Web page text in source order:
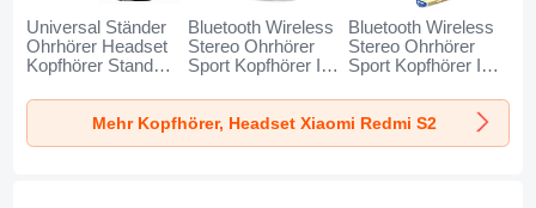
Universal Ständer
Ohrhörer Headset
Kopfhörer Stand
Redmi S2 Schwarz
Bluetooth Wireless
Stereo Ohrhörer
Sport Kopfhörer In
für Xiaomi Redmi
S2 Schwarz
Bluetooth Wireless
Stereo Ohrhörer
Sport Kopfhörer In
für Xiaomi Redmi
S2 Gold
Mehr Kopfhörer, Headset Xiaomi Redmi S2